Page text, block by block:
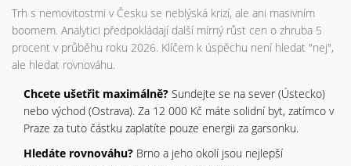
Trh s nemovitostmi v Česku se neblýská krizí, ale ani masivním
boomem. Analytici předpokládají další mírný růst cen o zhruba 5
procent v průběhu roku 2026. Klíčem k úspěchu není hledat "nej",
ale hledat rovnováhu.
Chcete ušetřit maximálně? Sundejte se na sever (Ústecko)
nebo východ (Ostrava). Za 12 000 Kč máte solidní byt, zatímco v
Praze za tuto částku zaplatíte pouze energii za garsonku.
Hledáte rovnováhu? Brno a jeho okolí jsou nejlepší